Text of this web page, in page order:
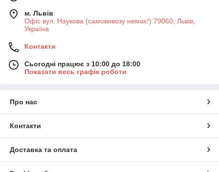
м. Львів
Офіс вул. Наукова (самовивозу немає!) 79060, Львів,
Україна
Контакти
Сьогодні працює з 10:00 до 18:00
Показати весь графік роботи
Про нас
Контакти
Доставка та оплата